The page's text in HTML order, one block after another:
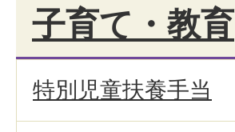
子育て・教育
特別児童扶養手当